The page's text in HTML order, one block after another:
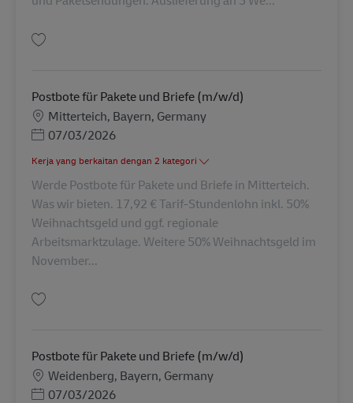
Postbote für Pakete und Briefe (m/w/d)
LokasiMitterteich, Bayern, Germany
Posted Date
07/03/2026
Kerja yang berkaitan dengan 2 kategori
Werde Postbote für Pakete und Briefe in Mitterteich.
Was wir bieten. 17,92 € Tarif-Stundenlohn inkl. 50%
Weihnachtsgeld und ggf. regionale
Arbeitsmarktzulage. Weitere 50% Weihnachtsgeld im
November...
Postbote für Pakete und Briefe (m/w/d)
LokasiWeidenberg, Bayern, Germany
Posted Date
07/03/2026